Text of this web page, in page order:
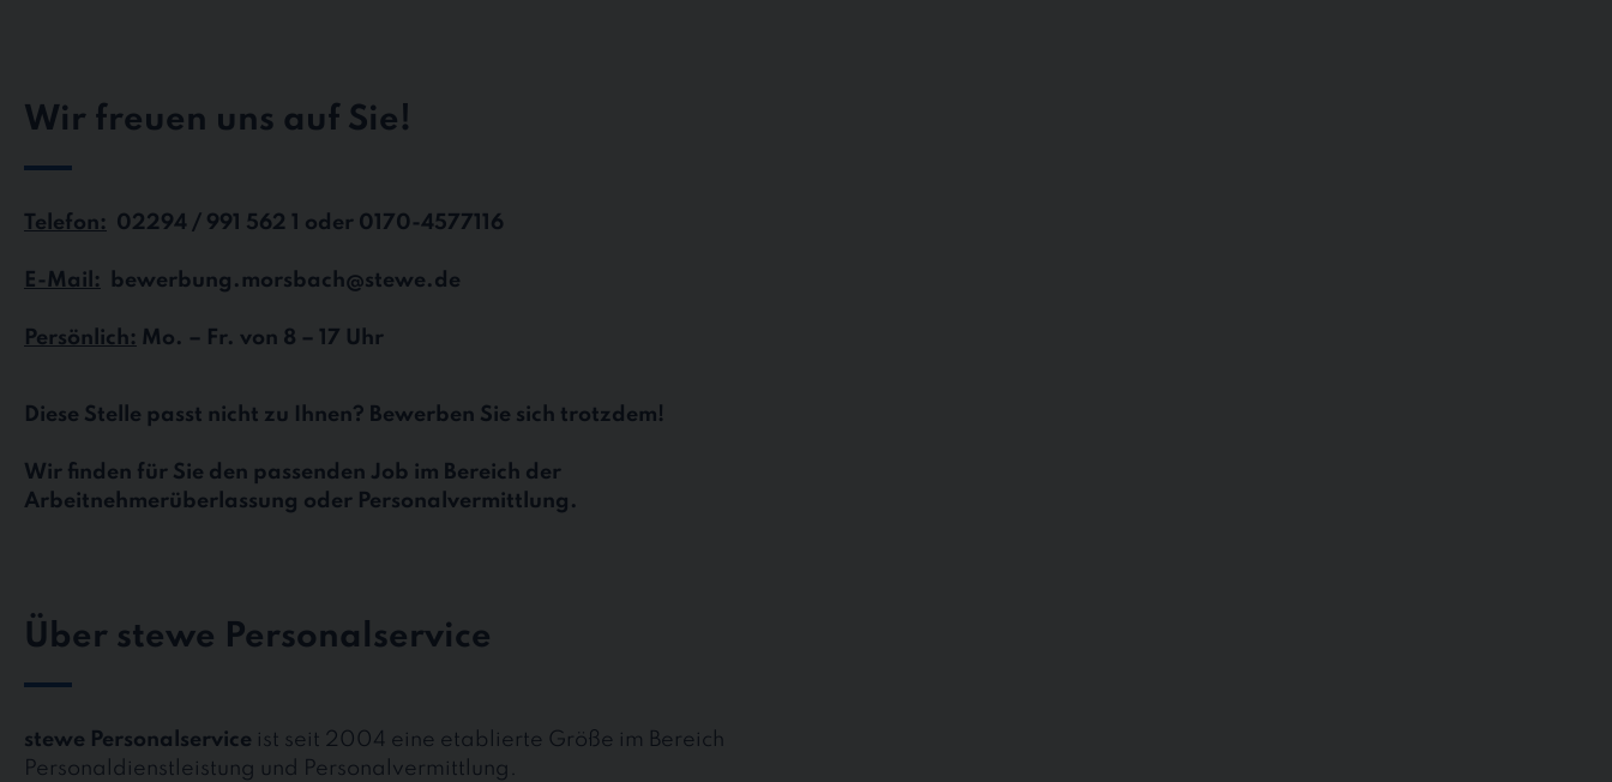
Wir freuen uns auf Sie!
Telefon: 02294 / 991 562 1 oder 0170-4577116
E-Mail: bewerbung.morsbach@stewe.de
Persönlich: Mo. – Fr. von 8 – 17 Uhr
Diese Stelle passt nicht zu Ihnen? Bewerben Sie sich trotzdem!
Wir finden für Sie den passenden Job im Bereich der
Arbeitnehmerüberlassung oder Personalvermittlung.
Über stewe Personalservice
stewe Personalservice ist seit 2004 eine etablierte Größe im Bereich
Personaldienstleistung und Personalvermittlung.